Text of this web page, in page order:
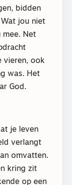
bidden
jou niet
mee. Net
vieren, ook
was. Het
God.
je leven
verlangt
omvatten.
kring zit
op een